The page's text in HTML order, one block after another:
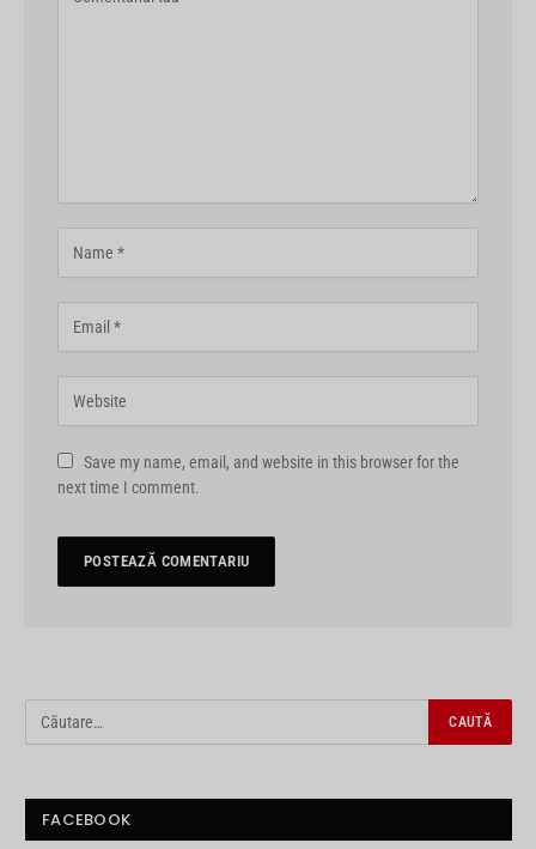
Save my name, email, and website in this browser for the
next time I comment.
FACEBOOK